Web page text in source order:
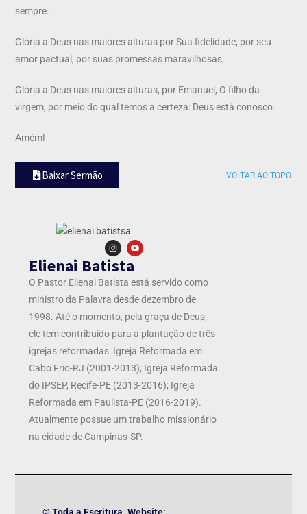
sempre.
Glória a Deus nas maiores alturas por Sua fidelidade, por seu
amor pactual, por suas promessas maravilhosas.
Glória a Deus nas maiores alturas, por Emanuel, O filho da
virgem, por meio do qual temos a certeza: Deus está conosco.
Amém!
Baixar Sermão VOLTAR AO TOPO
Elienai Batista
O Pastor Elienai Batista está servido como
ministro da Palavra desde dezembro de
1998. Até o momento, pela graça de Deus,
ele tem contribuído para a plantação de três
igrejas reformadas: Igreja Reformada em
Cabo Frio-RJ (2001-2013); Igreja Reformada
do IPSEP, Recife-PE (2013-2016); Igreja
Reformada em Paulista-PE (2016-2019).
Atualmente possue um trabalho missionário
na cidade de Campinas-SP.